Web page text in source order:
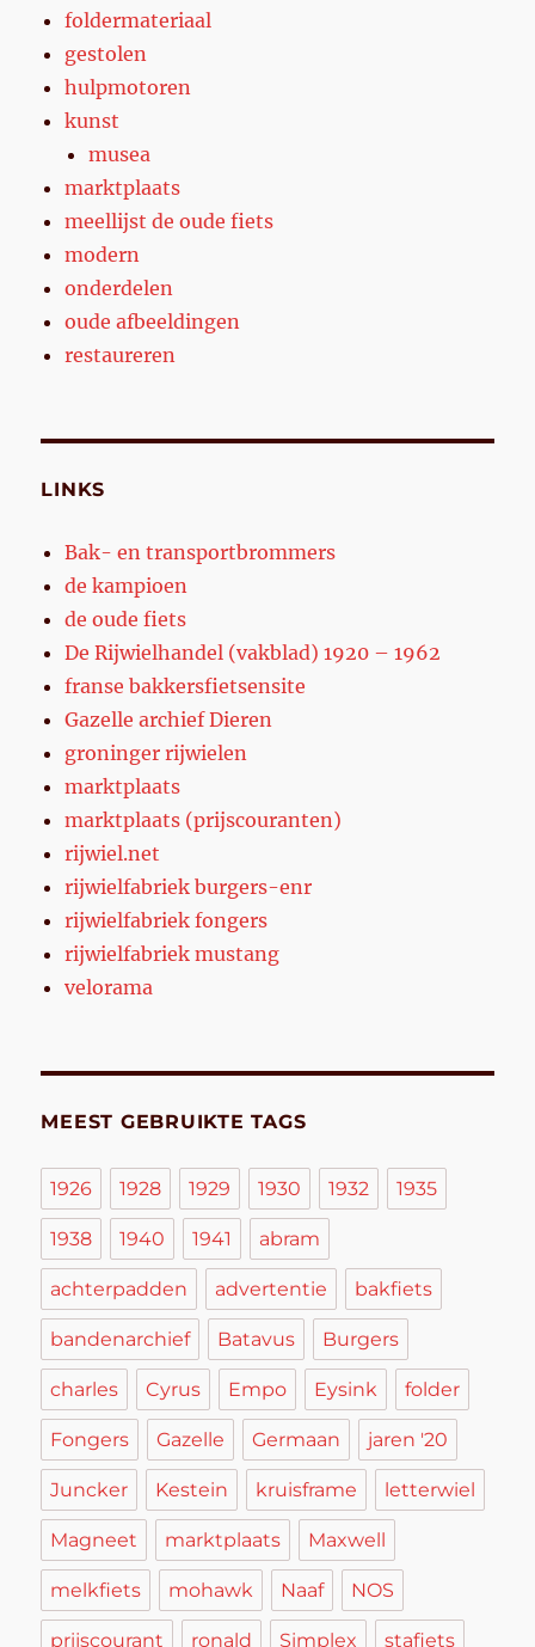
foldermateriaal
gestolen
hulpmotoren
kunst
musea
marktplaats
meellijst de oude fiets
modern
onderdelen
oude afbeeldingen
restaureren
LINKS
Bak- en transportbrommers
de kampioen
de oude fiets
De Rijwielhandel (vakblad) 1920 – 1962
franse bakkersfietsensite
Gazelle archief Dieren
groninger rijwielen
marktplaats
marktplaats (prijscouranten)
rijwiel.net
rijwielfabriek burgers-enr
rijwielfabriek fongers
rijwielfabriek mustang
velorama
MEEST GEBRUIKTE TAGS
1926 1928 1929 1930 1932 1935
1938 1940 1941 abram
achterpadden advertentie bakfiets
bandenarchief Batavus Burgers
charles Cyrus Empo Eysink folder
Fongers Gazelle Germaan jaren '20
Juncker Kestein kruisframe letterwiel
Magneet marktplaats Maxwell
melkfiets mohawk Naaf NOS
prijscourant ronald Simplex stafiets